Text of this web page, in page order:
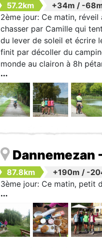
57.2km +34m / -
2ème jour: Ce matin,
chasser par Camille qui
du lever de soleil et écrire
finit par décoller du
monde au clairon à 8h
Dannemezan
87.8km +190m / -
3ème jour: Ce matin, petit